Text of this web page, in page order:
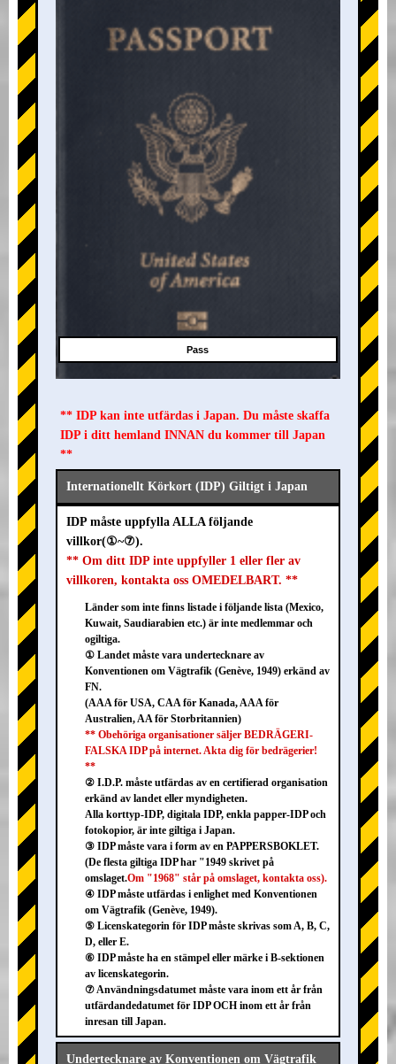
+
Pass
** IDP kan inte utfärdas i Japan. Du måste skaffa
IDP i ditt hemland INNAN du kommer till Japan
**
Internationellt Körkort (IDP) Giltigt i Japan
IDP måste uppfylla ALLA följande
villkor(①~⑦).
** Om ditt IDP inte uppfyller 1 eller fler av
villkoren, kontakta oss OMEDELBART. **
Länder som inte finns listade i följande lista (Mexico,
Kuwait, Saudiarabien etc.) är inte medlemmar och
ogiltiga.
① Landet måste vara undertecknare av
Konventionen om Vägtrafik (Genève, 1949) erkänd av
FN.
(AAA för USA, CAA för Kanada, AAA för
Australien, AA för Storbritannien)
** Obehöriga organisationer säljer BEDRÄGERI-
FALSKA IDP på internet. Akta dig för bedrägerier!
**
② I.D.P. måste utfärdas av en certifierad organisation
erkänd av landet eller myndigheten.
Alla korttyp-IDP, digitala IDP, enkla papper-IDP och
fotokopior, är inte giltiga i Japan.
③ IDP måste vara i form av en PAPPERSBOKLET.
(De flesta giltiga IDP har "1949 skrivet på
omslaget.Om "1968" står på omslaget, kontakta oss).
④ IDP måste utfärdas i enlighet med Konventionen
om Vägtrafik (Genève, 1949).
⑤ Licenskategorin för IDP måste skrivas som A, B, C,
D, eller E.
⑥ IDP måste ha en stämpel eller märke i B-sektionen
av licenskategorin.
⑦ Användningsdatumet måste vara inom ett år från
utfärdandedatumet för IDP OCH inom ett år från
inresan till Japan.
Undertecknare av Konventionen om Vägtrafik